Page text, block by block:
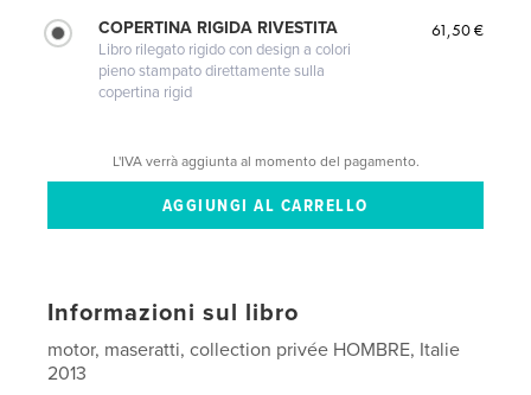
COPERTINA RIGIDA RIVESTITA
Libro rilegato rigido con design a colori
pieno stampato direttamente sulla
copertina rigid
61,50 €
L'IVA verrà aggiunta al momento del pagamento.
Informazioni sul libro
motor, maseratti, collection privée HOMBRE, Italie
2013